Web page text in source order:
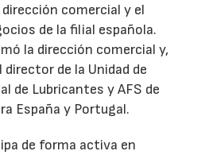
comercial y el
de la filial española.
la dirección comercial y,
director de la Unidad de
de Lubricantes y AFS de
España y Portugal.
de forma activa en